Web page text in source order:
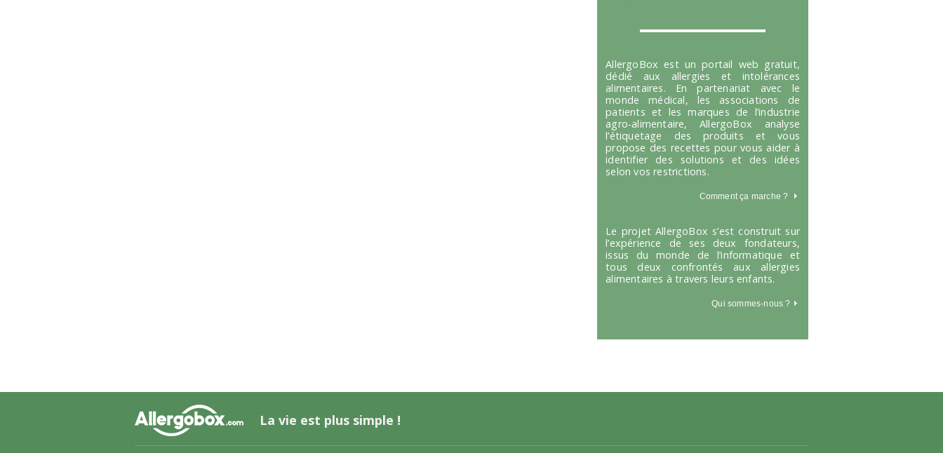
AllergoBox est un portail web gratuit,
dédié aux allergies et intolérances
alimentaires. En partenariat avec le
monde médical, les associations de
patients et les marques de l’industrie
agro-alimentaire, AllergoBox analyse
l’étiquetage des produits et vous
propose des recettes pour vous aider à
identifier des solutions et des idées
selon vos restrictions.
Comment ça marche ?
Le projet AllergoBox s’est construit sur
l’expérience de ses deux fondateurs,
issus du monde de l’informatique et
tous deux confrontés aux allergies
alimentaires à travers leurs enfants.
Qui sommes-nous ?
La vie est plus simple !